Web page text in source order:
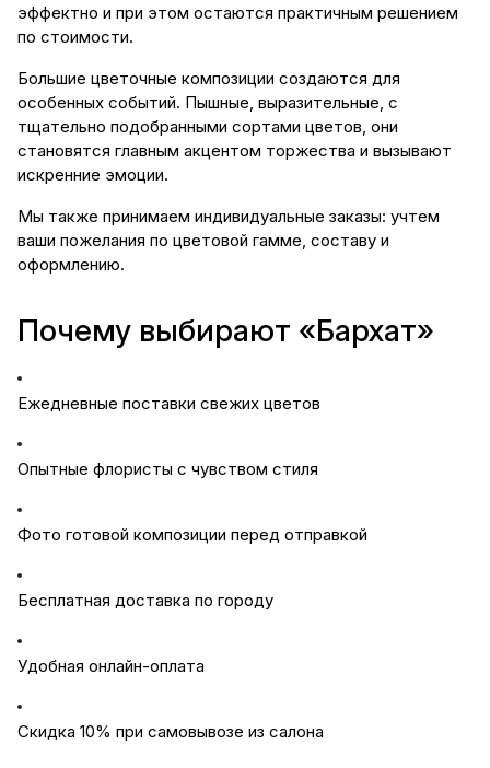
эффектно и при этом остаются практичным решением
по стоимости.
Большие цветочные композиции создаются для
особенных событий. Пышные, выразительные, с
тщательно подобранными сортами цветов, они
становятся главным акцентом торжества и вызывают
искренние эмоции.
Мы также принимаем индивидуальные заказы: учтем
ваши пожелания по цветовой гамме, составу и
оформлению.
Почему выбирают «Бархат»
Ежедневные поставки свежих цветов
Опытные флористы с чувством стиля
Фото готовой композиции перед отправкой
Бесплатная доставка по городу
Удобная онлайн-оплата
Скидка 10% при самовывозе из салона